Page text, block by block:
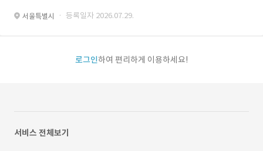
서울특별시 · 등록일자 2026.07.29.
로그인하여 편리하게 이용하세요!
서비스 전체보기